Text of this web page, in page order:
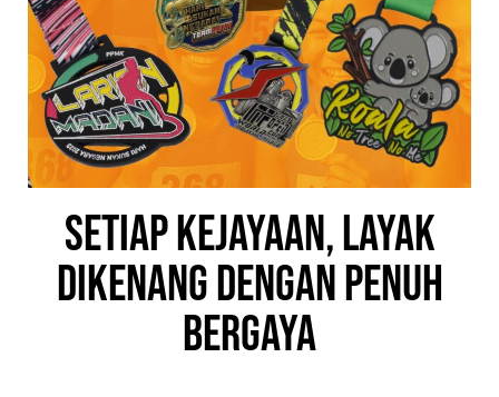
Setiap Kejayaan, Layak
Dikenang Dengan Penuh
Bergaya